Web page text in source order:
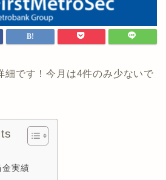
細です！今月は4件のみ少ないで
金実績